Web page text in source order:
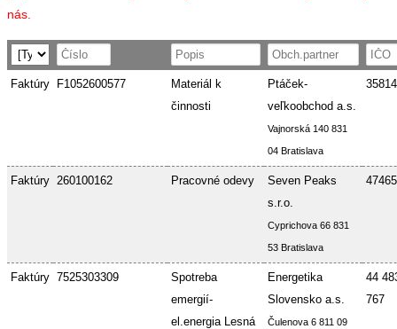
nás.
Faktúry F1052600577
Materiál k
činnosti
Ptáček-
veľkoobchod a.s.
Vajnorská 140 831
04 Bratislava
Faktúry 260100162 Pracovné odevy
Seven Peaks
s.r.o.
Cyprichova 66 831
53 Bratislava
Faktúry 7525303309
Spotreba
emergií-
el.energia Lesná
Energetika
Slovensko a.s.
Čulenova 6 811 09
44
767